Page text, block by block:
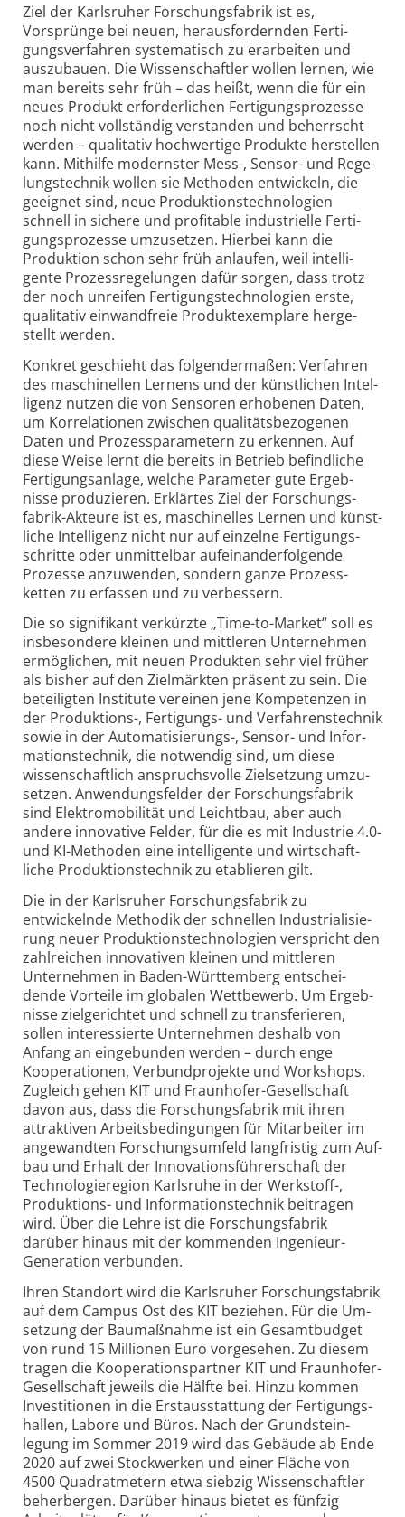
Ziel der Karlsruher Forschungsfabrik ist es,
Vorsprünge bei neuen, heraus­for­dernden Ferti­
gungs­ver­fahren syste­ma­tisch zu erar­beiten und
aus­zu­bauen. Die Wissen­schaftler wollen lernen, wie
man bereits sehr früh – das heißt, wenn die für ein
neues Produkt erforder­lichen Ferti­gungs­prozesse
noch nicht voll­ständig ver­standen und beherrscht
werden – quali­tativ hoch­wertige Produkte her­stellen
kann. Mit­hilfe modern­ster Mess-, Sensor- und Rege­
lungs­technik wollen sie Methoden ent­wickeln, die
geeignet sind, neue Produk­tions­techno­logien
schnell in sichere und profi­table indus­tri­elle Ferti­
gungs­prozesse umzu­setzen. Hierbei kann die
Produk­tion schon sehr früh anlaufen, weil intel­li­
gente Prozess­rege­lungen dafür sorgen, dass trotz
der noch unreifen Ferti­gungs­techno­logien erste,
quali­tativ ein­wand­freie Produkt­exem­plare her­ge­
stellt werden.
Konkret geschieht das folgendermaßen: Verfahren
des maschi­nellen Lernens und der künst­lichen Intel­
li­genz nutzen die von Sensoren erhobenen Daten,
um Korre­la­tionen zwischen qualitäts­bezo­genen
Daten und Prozess­para­metern zu erkennen. Auf
diese Weise lernt die bereits in Betrieb befind­liche
Ferti­gungs­anlage, welche Para­meter gute Ergeb­
nisse produ­zieren. Erklärtes Ziel der Forschungs­
fabrik-Akteure ist es, maschi­nelles Lernen und künst­
liche Intel­li­genz nicht nur auf ein­zelne Ferti­gungs­
schritte oder unmittel­bar auf­ein­ander­folgende
Prozesse anzu­wenden, sondern ganze Prozess­
ketten zu erfassen und zu ver­bessern.
Die so signifikant verkürzte „Time-to-Market“ soll es
insbe­sondere kleinen und mitt­leren Unter­nehmen
ermög­lichen, mit neuen Produkten sehr viel früher
als bisher auf den Ziel­märkten präsent zu sein. Die
betei­ligten Institute ver­einen jene Kompe­tenzen in
der Produk­tions-, Ferti­gungs- und Ver­fahrens­technik
sowie in der Auto­mati­sie­rungs-, Sensor- und Infor­
ma­tions­technik, die not­wendig sind, um diese
wissen­schaft­lich anspruchs­volle Ziel­setzung umzu­
setzen. Anwen­dungs­felder der Forschungs­fabrik
sind Elektro­mobi­lität und Leicht­bau, aber auch
andere inno­va­tive Felder, für die es mit Industrie 4.0-
und KI-Methoden eine intel­li­gente und wirt­schaft­
liche Produk­tions­technik zu etab­lieren gilt.
Die in der Karlsruher Forschungsfabrik zu
entwickelnde Methodik der schnellen Indus­tri­ali­sie­
rung neuer Produk­tions­techno­logien ver­spricht den
zahl­reichen inno­va­tiven kleinen und mitt­leren
Unter­nehmen in Baden-Württem­berg ent­schei­
dende Vor­teile im globalen Wett­bewerb. Um Ergeb­
nisse ziel­ge­richtet und schnell zu trans­fe­rieren,
sollen interes­sierte Unter­nehmen des­halb von
Anfang an ein­ge­bunden werden – durch enge
Koope­ra­tionen, Verbund­projekte und Work­shops.
Zugleich gehen KIT und Fraun­hofer-Gesell­schaft
davon aus, dass die Forschungs­fabrik mit ihren
attrak­tiven Arbeits­bedin­gungen für Mit­arbeiter im
ange­wandten Forschungs­umfeld lang­fristig zum Auf­
bau und Erhalt der Inno­va­tions­führer­schaft der
Techno­logie­region Karls­ruhe in der Werk­stoff-,
Produk­tions- und Infor­ma­tions­technik beitragen
wird. Über die Lehre ist die Forschungs­fabrik
darüber hinaus mit der kommenden Inge­nieur-
Genera­tion ver­bunden.
Ihren Standort wird die Karlsruher Forschungsfabrik
auf dem Campus Ost des KIT beziehen. Für die Um­
setzung der Bau­maß­nahme ist ein Gesamt­budget
von rund 15 Milli­onen Euro vor­ge­sehen. Zu diesem
tragen die Koope­ra­tions­partner KIT und Fraun­hofer-
Gesell­schaft jeweils die Hälfte bei. Hinzu kommen
Investi­tionen in die Erst­aus­stat­tung der Ferti­gungs­
hallen, Labore und Büros. Nach der Grund­stein­
legung im Sommer 2019 wird das Gebäude ab Ende
2020 auf zwei Stock­werken und einer Fläche von
4500 Quadrat­metern etwa siebzig Wissen­schaftler
beher­bergen. Darüber hinaus bietet es fünfzig